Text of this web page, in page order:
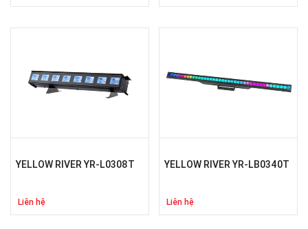
YELLOW RIVER YR-L0308T
Liên hệ
YELLOW RIVER YR-LB0340T
Liên hệ